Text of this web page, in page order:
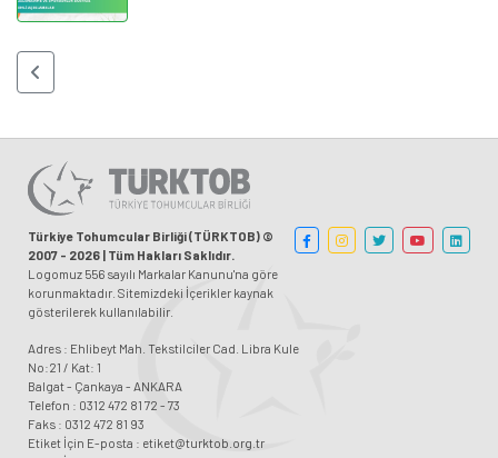
Türkiye Tohumcular Birliği (TÜRKTOB) ©
2007 - 2026 | Tüm Hakları Saklıdır.
Logomuz 556 sayılı Markalar Kanunu'na göre
korunmaktadır. Sitemizdeki İçerikler kaynak
gösterilerek kullanılabilir.
Adres : Ehlibeyt Mah. Tekstilciler Cad. Libra Kule
No:21 / Kat: 1
Balgat - Çankaya - ANKARA
Telefon : 0312 472 81 72 - 73
Faks : 0312 472 81 93
Etiket İçin E-posta : etiket@turktob.org.tr